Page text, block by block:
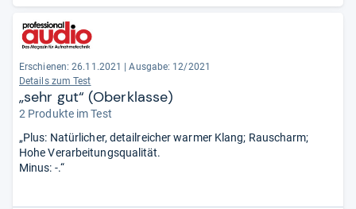
Erschienen: 26.11.2021
Ausgabe: 12/2021
Details zum Test
„sehr gut“ (Oberklasse)
2 Produkte im Test
„Plus: Natürlicher, detailreicher warmer Klang; Rauscharm;
Hohe Verarbeitungsqualität.
Minus: -.“